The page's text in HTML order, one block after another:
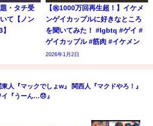
・タチ受
て【ノン
【㊗️1000万回再生超！】イケメ
ンゲイカップルに好きなところ
を聞いてみた！ #lgbtq #ゲイ #
ゲイカップル #筋肉 #イケメン
2026年1月2日
東人『マックでしょw』 関西人『マクドやろ！』
イ『うーん…😞』